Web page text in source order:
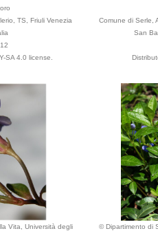
TS, Friuli Venezia
SA 4.0 license.
Comune di Serle,
San
Vita, Università degli
© Dipartimento di